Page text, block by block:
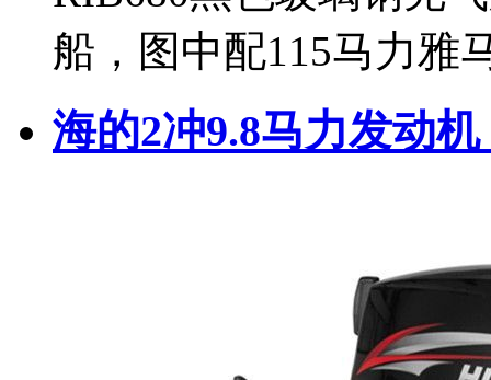
船，图中配115马力雅
海的2冲9.8马力发动